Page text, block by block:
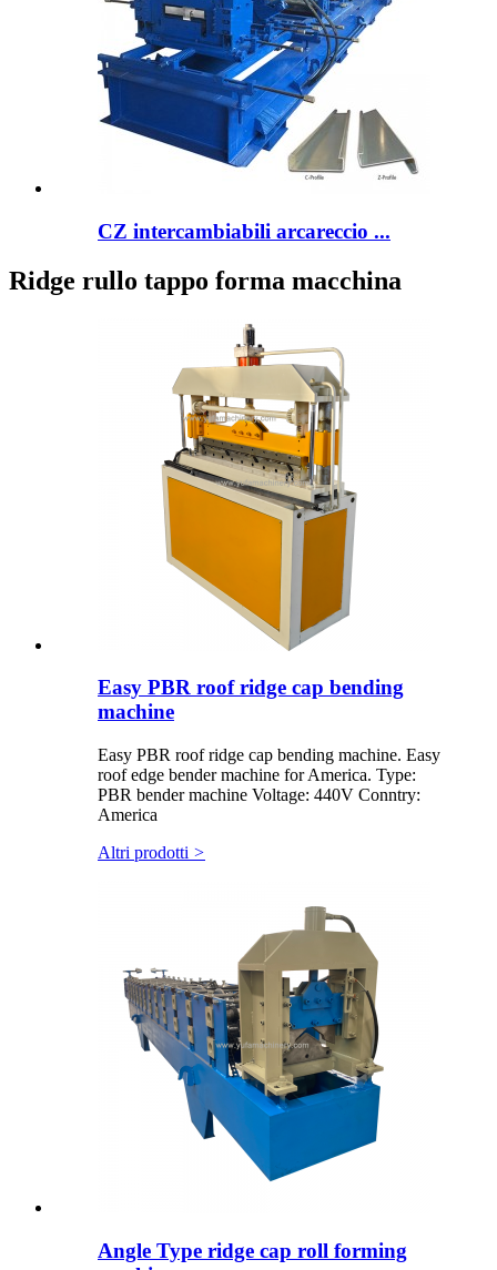
CZ intercambiabili arcareccio ...
Ridge rullo tappo forma macchina
Easy PBR roof ridge cap bending
machine
Easy PBR roof ridge cap bending machine. Easy
roof edge bender machine for America. Type:
PBR bender machine Voltage: 440V Conntry:
America
Altri prodotti >
Angle Type ridge cap roll forming